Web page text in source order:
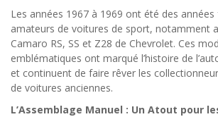
Les années 1967 à 1969 ont été des
amateurs de voitures de sport, notamment
Camaro RS, SS et Z28 de Chevrolet. Ces
emblématiques ont marqué l’histoire de
et continuent de faire rêver les
de voitures anciennes.
L’Assemblage Manuel : Un Atout pour